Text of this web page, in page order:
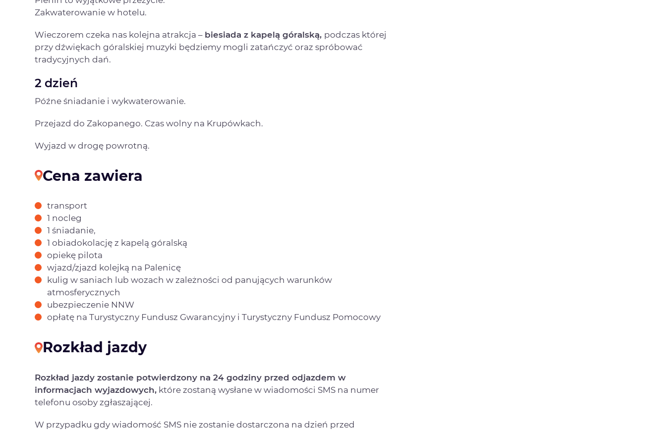
Zakwaterowanie w hotelu.
Wieczorem czeka nas kolejna atrakcja – biesiada z kapelą góralską, podczas której
przy dźwiękach góralskiej muzyki będziemy mogli zatańczyć oraz spróbować
tradycyjnych dań.
2 dzień
Późne śniadanie i wykwaterowanie.
Przejazd do Zakopanego. Czas wolny na Krupówkach.
Wyjazd w drogę powrotną.
Cena zawiera
transport
1 nocleg
1 śniadanie,
1 obiadokolację z kapelą góralską
opiekę pilota
wjazd/zjazd kolejką na Palenicę
kulig w saniach lub wozach w zależności od panujących warunków
atmosferycznych
ubezpieczenie NNW
opłatę na Turystyczny Fundusz Gwarancyjny i Turystyczny Fundusz Pomocowy
Rozkład jazdy
Rozkład jazdy zostanie potwierdzony na 24 godziny przed odjazdem w
informacjach wyjazdowych, które zostaną wysłane w wiadomości SMS na numer
telefonu osoby zgłaszającej.
W przypadku gdy wiadomość SMS nie zostanie dostarczona na dzień przed